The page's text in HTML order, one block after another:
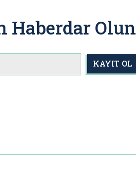
Haberdar Olun
KAYIT OL